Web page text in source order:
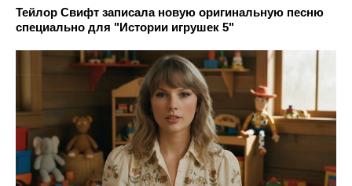
Тейлор Свифт записала новую оригинальную песню
специально для "Истории игрушек 5"